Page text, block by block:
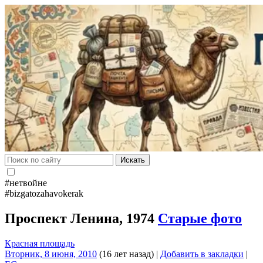
Искать
#нетвойне
#bizgatozahavokerak
Проспект Ленина, 1974 Старые фото
Красная площадь
Вторник, 8 июня, 2010 (16 лет назад) | Добавить в закладки |